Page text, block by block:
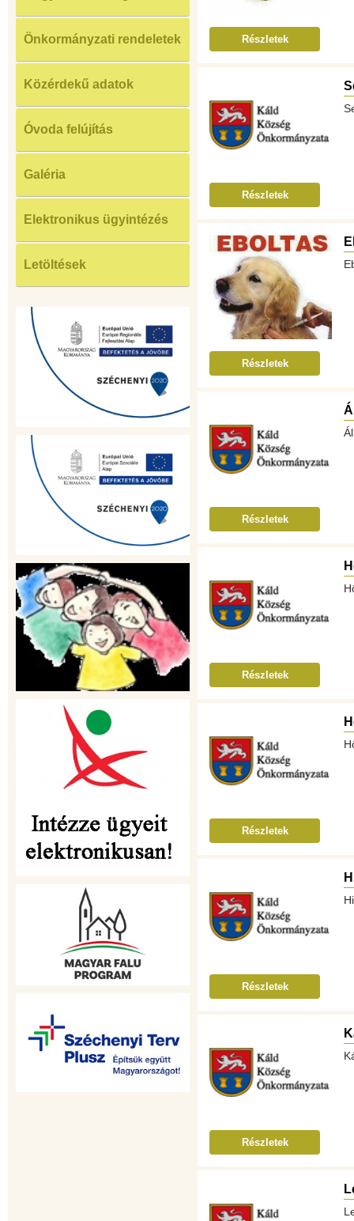
Önkormányzati rendeletek
Közérdekű adatok
Óvoda felújítás
Galéria
Elektronikus ügyintézés
Letöltések
Részletek
Részletek
Részletek
Részletek
Részletek
Részletek
Részletek
Részletek